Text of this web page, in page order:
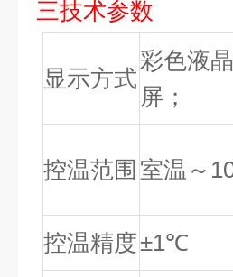
三技术参数
显示方式
彩色液晶
屏 ；
控温范围 室温～1
控温精度±1℃